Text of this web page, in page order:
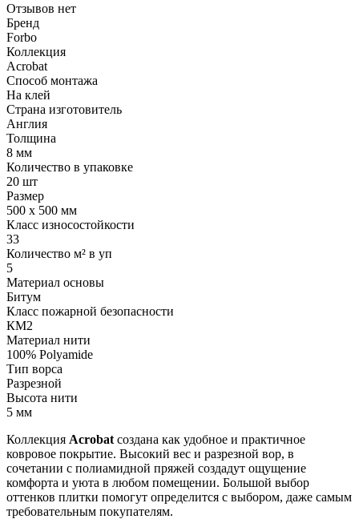
Отзывов нет
Бренд
Forbo
Коллекция
Acrobat
Способ монтажа
На клей
Страна изготовитель
Англия
Толщина
8 мм
Количество в упаковке
20 шт
Размер
500 x 500 мм
Класс износостойкости
33
Количество м² в уп
5
Материал основы
Битум
Класс пожарной безопасности
КМ2
Материал нити
100% Polyamide
Тип ворса
Разрезной
Высота нити
5 мм
Коллекция Acrobat создана как удобное и практичное
ковровое покрытие. Высокий вес и разрезной вор, в
сочетании с полиамидной пряжей создадут ощущение
комфорта и уюта в любом помещении. Большой выбор
оттенков плитки помогут определится с выбором, даже самым
требовательным покупателям.